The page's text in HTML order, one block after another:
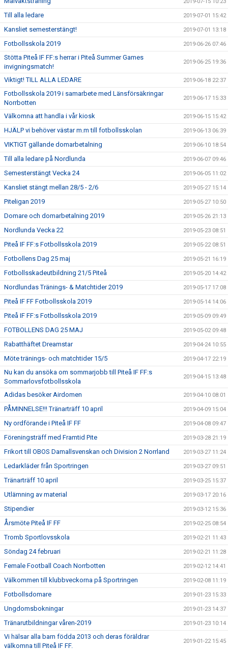
Till alla ledare 2019-07-01 15:42
Kansliet semesterstängt! 2019-07-01 13:18
Fotbollsskola 2019 2019-06-26 07:46
Stötta Piteå IF FF:s herrar i Piteå Summer Games
invigningsmatch!
2019-06-25 19:36
Viktigt! TILL ALLA LEDARE 2019-06-18 22:37
Fotbollsskola 2019 i samarbete med Länsförsäkringar
Norrbotten
2019-06-17 15:33
Välkomna att handla i vår kiosk 2019-06-15 15:42
HJÄLP vi behöver västar m.m till fotbollsskolan 2019-06-13 06:39
VIKTIGT gällande domarbetalning 2019-06-10 18:54
Till alla ledare på Nordlunda 2019-06-07 09:46
Semesterstängt Vecka 24 2019-06-05 11:02
Kansliet stängt mellan 28/5 - 2/6 2019-05-27 15:14
Piteligan 2019 2019-05-27 10:50
Domare och domarbetalning 2019 2019-05-26 21:13
Nordlunda Vecka 22 2019-05-23 08:51
Piteå IF FF:s Fotbollsskola 2019 2019-05-22 08:51
Fotbollens Dag 25 maj 2019-05-21 16:19
Fotbollsskadeutbildning 21/5 Piteå 2019-05-20 14:42
Nordlundas Tränings- & Matchtider 2019 2019-05-17 17:08
Piteå IF FF Fotbollsskola 2019 2019-05-14 14:06
Piteå IF FF:s Fotbollsskola 2019 2019-05-09 09:49
FOTBOLLENS DAG 25 MAJ 2019-05-02 09:48
Rabatthäftet Dreamstar 2019-04-24 10:55
Möte tränings- och matchtider 15/5 2019-04-17 22:19
Nu kan du ansöka om sommarjobb till Piteå IF FF:s
Sommarlovsfotbollsskola
2019-04-15 13:48
Adidas besöker Airdomen 2019-04-10 08:01
PÅMINNELSE!!! Tränarträff 10 april 2019-04-09 15:04
Ny ordförande i Piteå IF FF 2019-04-08 09:47
Föreningsträff med Framtid Pite 2019-03-28 21:19
Frikort till OBOS Damallsvenskan och Division 2 Norrland 2019-03-27 11:24
Ledarkläder från Sportringen 2019-03-27 09:51
Tränarträff 10 april 2019-03-25 15:37
Utlämning av material 2019-03-17 20:16
Stipendier 2019-03-12 15:36
Årsmöte Piteå IF FF 2019-02-25 08:54
Tromb Sportlovsskola 2019-02-21 11:43
Söndag 24 februari 2019-02-21 11:28
Female Football Coach Norrbotten 2019-02-12 14:41
Välkommen till klubbveckorna på Sportringen 2019-02-08 11:19
Fotbollsdomare 2019-01-23 15:33
Ungdomsbokningar 2019-01-23 14:37
Tränarutbildningar våren-2019 2019-01-23 10:14
Vi hälsar alla barn födda 2013 och deras föräldrar
välkomna till Piteå IF FF.
2019-01-22 15:45